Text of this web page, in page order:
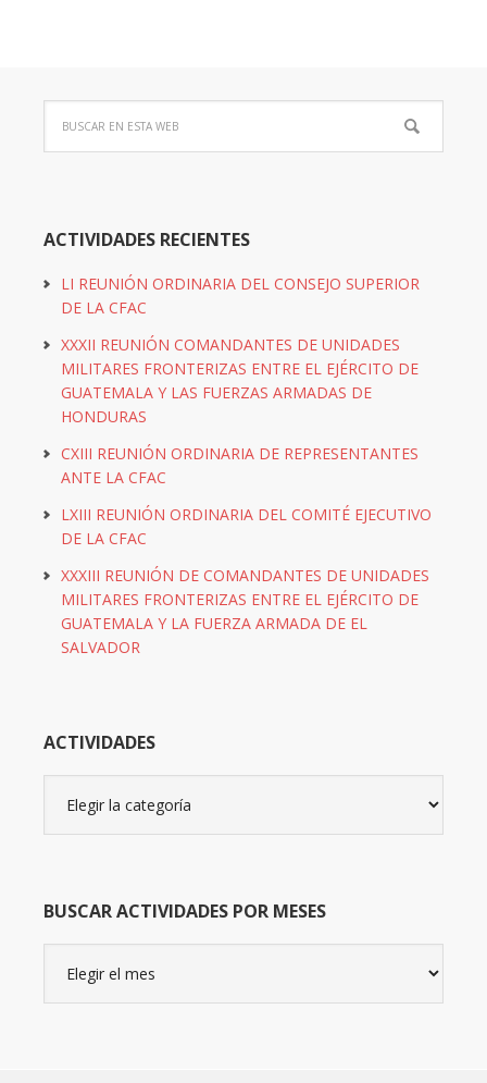
ACTIVIDADES RECIENTES
LI REUNIÓN ORDINARIA DEL CONSEJO SUPERIOR
DE LA CFAC
XXXII REUNIÓN COMANDANTES DE UNIDADES
MILITARES FRONTERIZAS ENTRE EL EJÉRCITO DE
GUATEMALA Y LAS FUERZAS ARMADAS DE
HONDURAS
CXIII REUNIÓN ORDINARIA DE REPRESENTANTES
ANTE LA CFAC
LXIII REUNIÓN ORDINARIA DEL COMITÉ EJECUTIVO
DE LA CFAC
XXXIII REUNIÓN DE COMANDANTES DE UNIDADES
MILITARES FRONTERIZAS ENTRE EL EJÉRCITO DE
GUATEMALA Y LA FUERZA ARMADA DE EL
SALVADOR
ACTIVIDADES
BUSCAR ACTIVIDADES POR MESES
actividades
por